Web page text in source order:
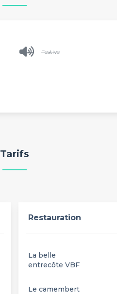
Festive
Tarifs
Restauration
La belle
entrecôte VBF
Le camembert